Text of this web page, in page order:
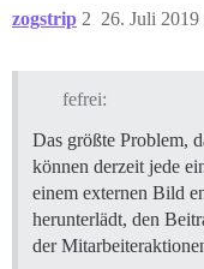
zogstrip 26. Juli
2
fefrei:
Das größte Problem,
können derzeit jede
einem externen Bild
herunterlädt, den
der